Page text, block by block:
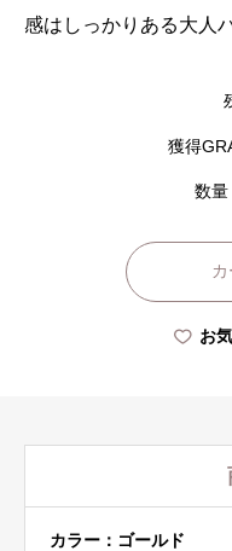
感はしっかりある大人
獲得
数量
お
カラー：ゴールド